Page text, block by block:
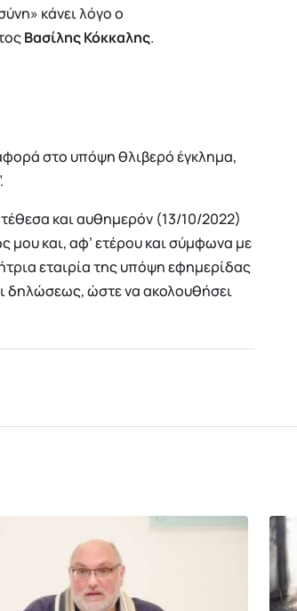
κάνει λόγο ο
Βασίλης Κόκκαλης.
στο υπόψη θλιβερό έγκλημα,
και αυθημερόν (13/10/2022)
μου και, αφ’ ετέρου και σύμφωνα με
εταιρία της υπόψη εφημερίδας
δηλώσεως, ώστε να ακολουθήσει